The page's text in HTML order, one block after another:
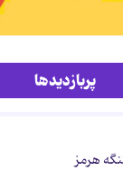
پربازدیدها
هرمز